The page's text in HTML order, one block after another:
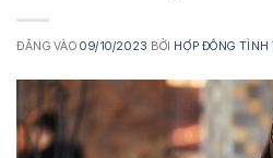
ĐĂNG VÀO09/10/2023 BỞI HỢP ĐỒNG TÌNH